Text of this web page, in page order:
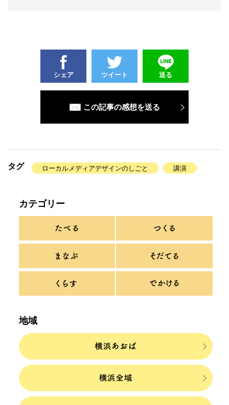
シェア ツイート 送る
この記事の感想を送る
タグ ローカルメディアデザインのしごと 講演
カテゴリー
地域